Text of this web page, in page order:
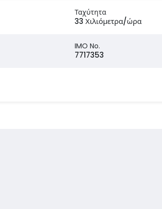
Ταχύτητα
33 Χιλιόμετρα/ώρα
IMO No.
7717353